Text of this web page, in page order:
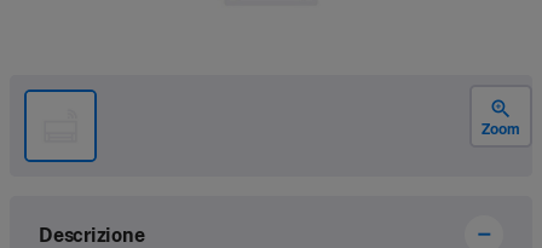
zoom_in
Zoom
Descrizione